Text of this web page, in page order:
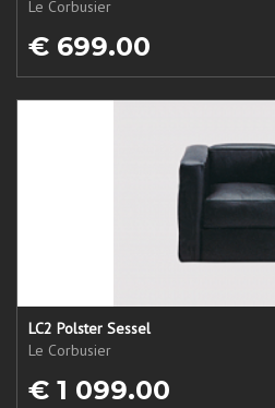
Le Corbusier
€ 699.00
LC2 Polster Sessel
Le Corbusier
€ 1 099.00